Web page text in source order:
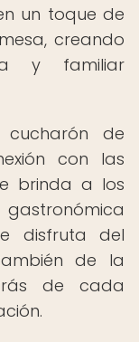
un toque de
creando
y familiar
de
con las
brinda a los
disfruta del
de la
de cada